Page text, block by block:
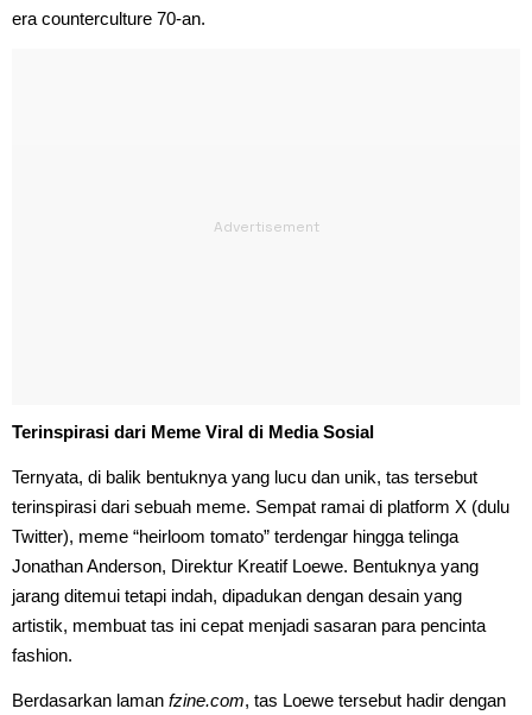
era counterculture 70-an.
Terinspirasi dari Meme Viral di Media Sosial
Ternyata, di balik bentuknya yang lucu dan unik, tas tersebut
terinspirasi dari sebuah meme. Sempat ramai di platform X (dulu
Twitter), meme “heirloom tomato” terdengar hingga telinga
Jonathan Anderson, Direktur Kreatif Loewe. Bentuknya yang
jarang ditemui tetapi indah, dipadukan dengan desain yang
artistik, membuat tas ini cepat menjadi sasaran para pencinta
fashion.
Berdasarkan laman fzine.com, tas Loewe tersebut hadir dengan